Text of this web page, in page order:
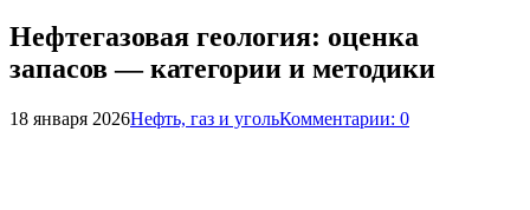
Нефтегазовая геология: оценка
запасов — категории и методики
18 января 2026Нефть, газ и угольКомментарии: 0